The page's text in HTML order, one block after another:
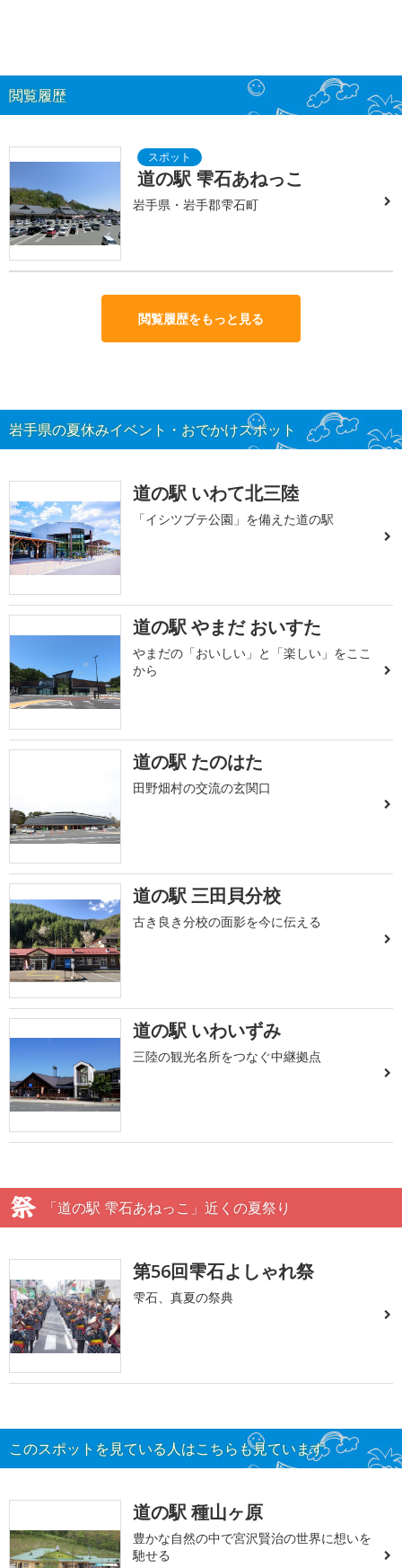
閲覧履歴
道の駅 雫石あねっこ
岩手県・岩手郡雫石町
閲覧履歴をもっと見る
岩手県の夏休みイベント・おでかけスポット
道の駅 いわて北三陸
「イシツブテ公園」を備えた道の駅
道の駅 やまだ おいすた
やまだの「おいしい」と「楽しい」をここ
から
道の駅 たのはた
田野畑村の交流の玄関口
道の駅 三田貝分校
古き良き分校の面影を今に伝える
道の駅 いわいずみ
三陸の観光名所をつなぐ中継拠点
「道の駅 雫石あねっこ」近くの夏祭り
第56回雫石よしゃれ祭
雫石、真夏の祭典
このスポットを見ている人はこちらも見ています
道の駅 種山ヶ原
豊かな自然の中で宮沢賢治の世界に想いを
馳せる